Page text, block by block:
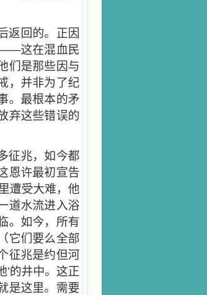
返回的。正因
——这在混血民
们是那些因与
，并非为了纪
。最根本的矛
弃这些错误的
征兆，如今都
恩许最初宣告
遭受大难，他
道水流进入浴
。如今，所有
它们要么全部
征兆是约但河
的井中。这正
是这里。需要